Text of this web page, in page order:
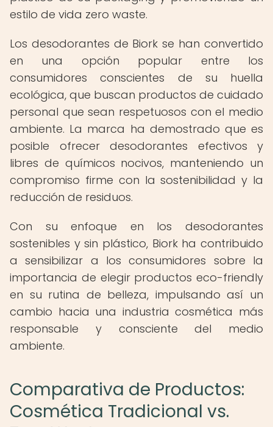
estilo de vida zero waste.
Los desodorantes de Biork se han convertido
en una opción popular entre los
consumidores conscientes de su huella
ecológica, que buscan productos de cuidado
personal que sean respetuosos con el medio
ambiente. La marca ha demostrado que es
posible ofrecer desodorantes efectivos y
libres de químicos nocivos, manteniendo un
compromiso firme con la sostenibilidad y la
reducción de residuos.
Con su enfoque en los desodorantes
sostenibles y sin plástico, Biork ha contribuido
a sensibilizar a los consumidores sobre la
importancia de elegir productos eco-friendly
en su rutina de belleza, impulsando así un
cambio hacia una industria cosmética más
responsable y consciente del medio
ambiente.
Comparativa de Productos:
Cosmética Tradicional vs.